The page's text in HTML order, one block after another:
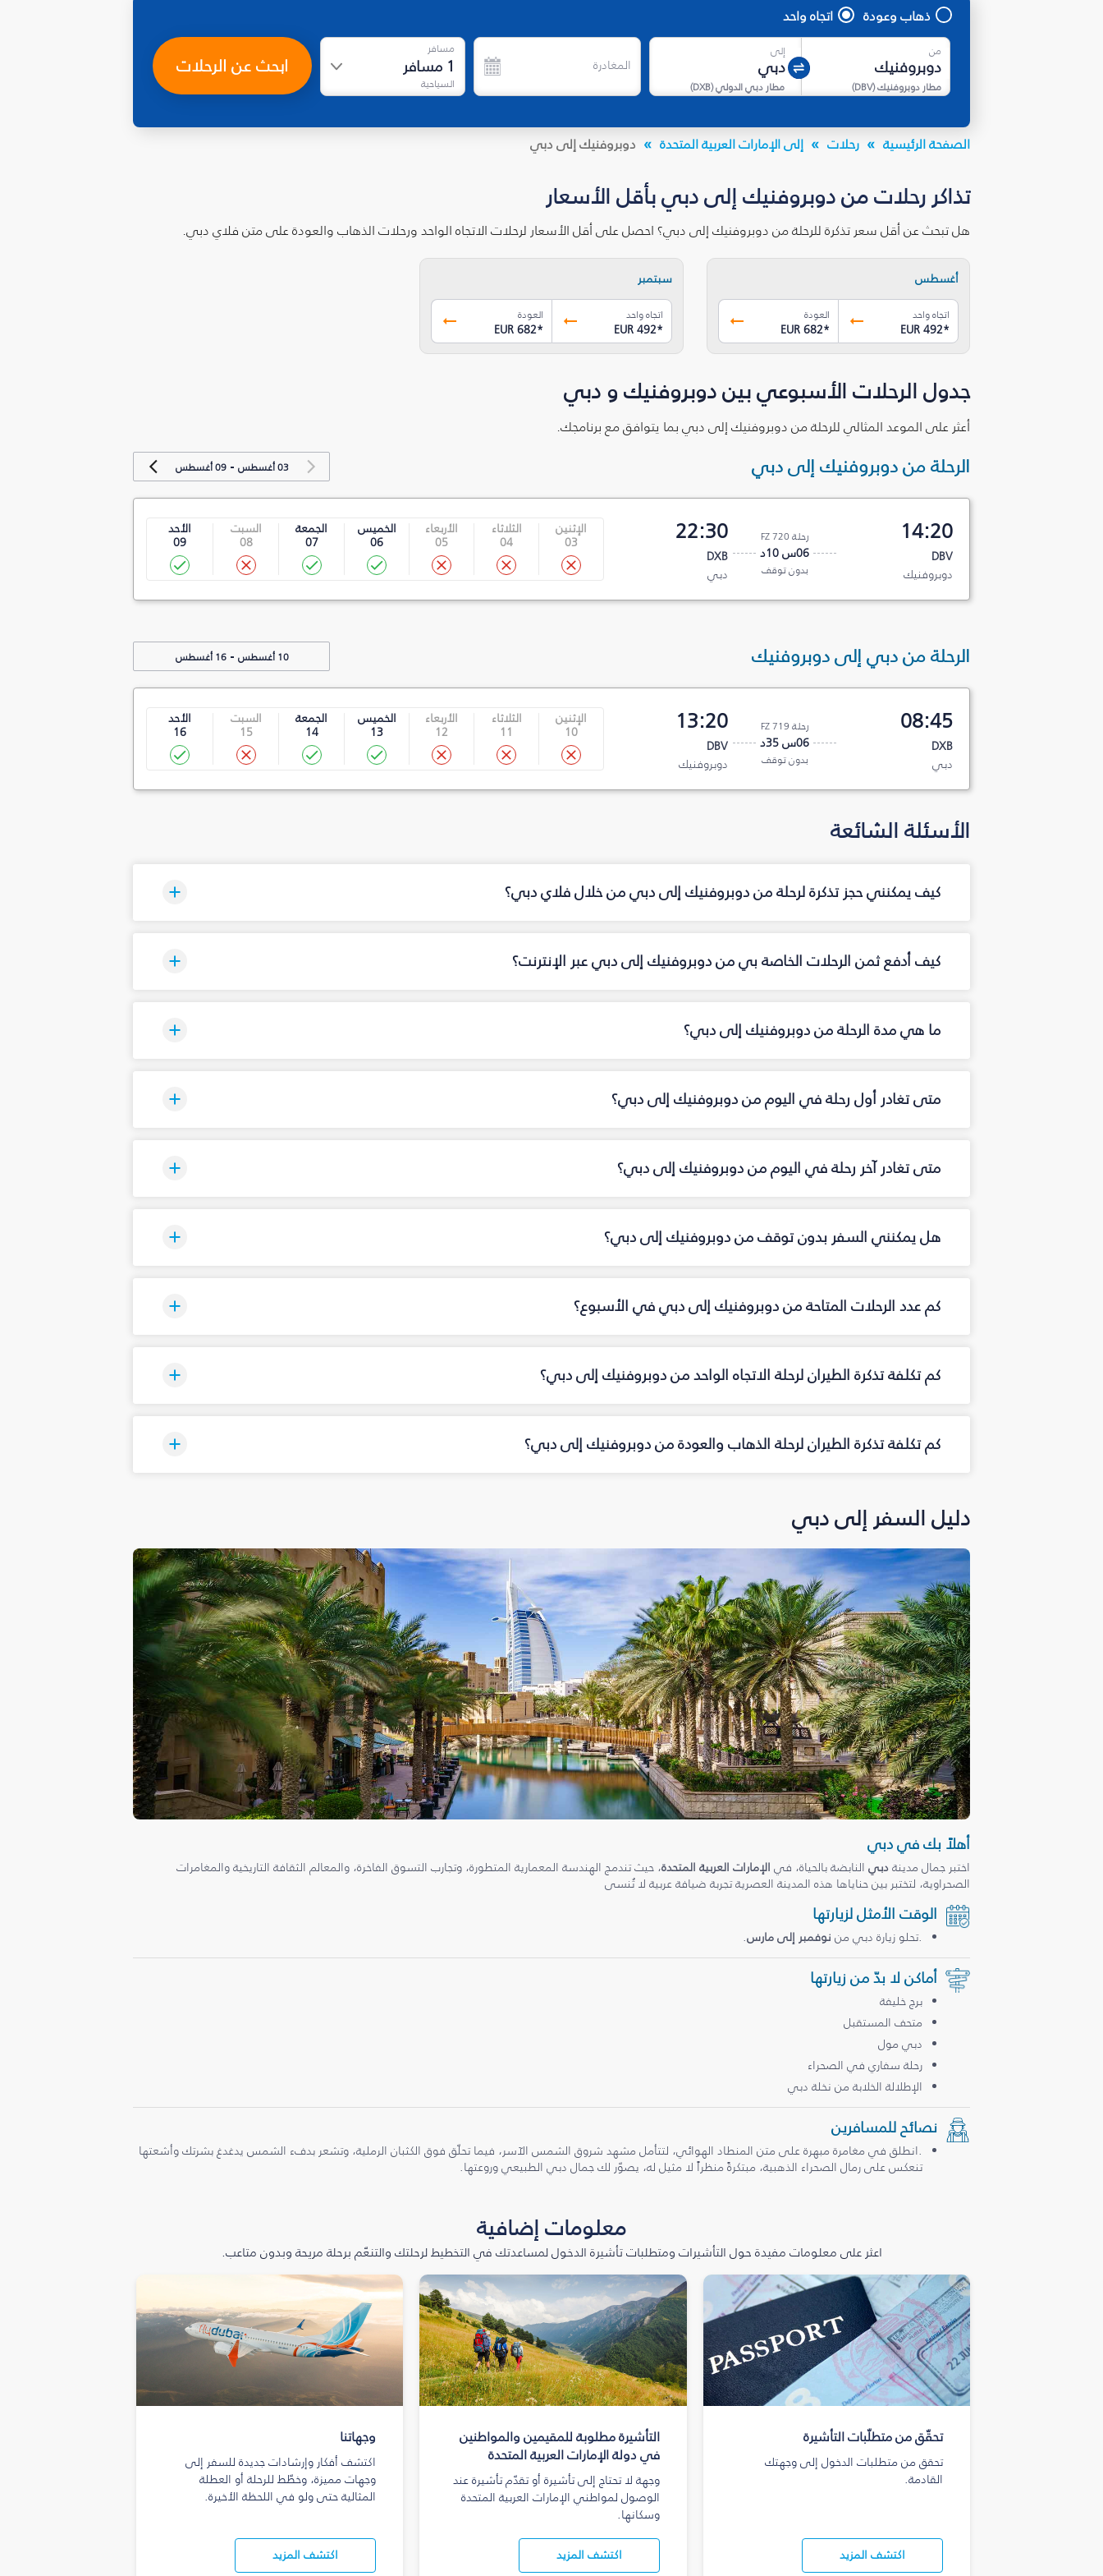
ذهاب وعودة اتجاه واحد
من
مطار دوبروفنيك(
DBV
)
إلى
مطار دبي الدولي(
DXB
)
المغادرة
مسافر
1 مسافر
السياحية
ابحث عن الرحلات
الصفحة الرئيسية رحلات إلى الإمارات العربية المتحدة دوبروفنيك إلى دبي
تذاكر رحلات من دوبروفنيك إلى دبي بأقل الأسعار
هل تبحث عن أقل سعر تذكرة للرحلة من دوبروفنيك إلى دبي؟ احصل على أقل الأسعار لرحلات الاتجاه الواحد ورحلات الذهاب والعودة على متن فلاي دبي.
أغسطس
اتجاه واحد
EUR 492*
العودة
EUR 682*
سبتمبر
اتجاه واحد
EUR 492*
العودة
EUR 682*
جدول الرحلات الأسبوعي بين دوبروفنيك و دبي
أعثر على الموعد المثالي للرحلة من دوبروفنيك إلى دبي بما يتوافق مع برنامجك.
الرحلة من دوبروفنيك إلى دبي 03 أغسطس -09 أغسطس
14:20
DBV
دوبروفنيك
رحلة FZ 720
06س 10د
بدون توقف
22:30
DXB
دبي
الإثنين
03
الثلاثاء
04
الأربعاء
05
الخميس
06
الجمعة
07
السبت
08
الأحد
09
الرحلة من دبي إلى دوبروفنيك 10 أغسطس -16 أغسطس
08:45
DXB
دبي
رحلة FZ 719
06س 35د
بدون توقف
13:20
DBV
دوبروفنيك
الإثنين
10
الثلاثاء
11
الأربعاء
12
الخميس
13
الجمعة
14
السبت
15
الأحد
16
الأسئلة الشائعة
كيف يمكنني حجز تذكرة لرحلة من دوبروفنيك إلى دبي من خلال فلاي دبي؟
كيف أدفع ثمن الرحلات الخاصة بي من دوبروفنيك إلى دبي عبر الإنترنت؟
ما هي مدة الرحلة من دوبروفنيك إلى دبي؟
متى تغادر أول رحلة في اليوم من دوبروفنيك إلى دبي؟
متى تغادر آخر رحلة في اليوم من دوبروفنيك إلى دبي؟
هل يمكنني السفر بدون توقف من دوبروفنيك إلى دبي؟
كم عدد الرحلات المتاحة من دوبروفنيك إلى دبي في الأسبوع؟
كم تكلفة تذكرة الطيران لرحلة الاتجاه الواحد من دوبروفنيك إلى دبي؟
كم تكلفة تذكرة الطيران لرحلة الذهاب والعودة من دوبروفنيك إلى دبي؟
دليل السفر إلى دبي
أهلاً بك في دبي
اختبر جمال مدينةدبي النابضة بالحياة، في الإمارات العربية المتحدة، حيث تندمج الهندسة المعمارية المتطورة، وتجارب التسوق الفاخرة، والمعالم الثقافة التاريخية والمغامرات
الصحراوية، لتختبر بين حناياها هذه المدينة العصرية تجربة ضيافة عربية لا تُنسى
الوقت الأمثل لزيارتها
.تحلو زيارة دبي من نوفمبر إلى مارس.
أماكن لا بدّ من زيارتها
برج خليفة
متحف المستقبل
دبي مول
رحلة سفاري في الصحراء
الإطلالة الخلابة من نخلة دبي
نصائح للمسافرين
.انطلق في مغامرة مبهرة على متن المنطاد الهوائي، لتتأمل مشهد شروق الشمس الآسر، فيما تحلّق فوق الكثبان الرملية، وتشعر بدفء الشمس يدغدغ بشرتك وأشعتها
تنعكس على رمال الصحراء الذهبية، مبتكرةً منظراً لا مثيل له، يصوّر لك جمال دبي الطبيعي وروعتها.
معلومات إضافية
اعثر على معلومات مفيدة حول التأشيرات ومتطلبات تأشيرة الدخول لمساعدتك في التخطيط لرحلتك والتنعّم برحلة مريحة وبدون متاعب.
تحقّق من متطلّبات التأشيرة
تحقق من متطلبات الدخول إلى وجهتك
القادمة.
اكتشف المزيد
التأشيرة مطلوبة للمقيمين والمواطنين
في دولة الإمارات العربية المتحدة
وجهة لا تحتاج إلى تأشيرة أو تقدّم تأشيرة عند
الوصول لمواطني الإمارات العربية المتحدة
وسكانها.
اكتشف المزيد
وجهاتنا
اكتشف أفكار وإرشادات جديدة للسفر إلى
وجهات مميزة، وخطّط للرحلة أو العطلة
المثالية حتى ولو في اللحظة الأخيرة.
اكتشف المزيد